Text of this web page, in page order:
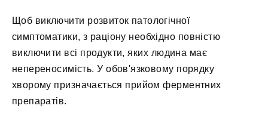
Щоб виключити розвиток патологічної
симптоматики, з раціону необхідно повністю
виключити всі продукти, яких людина має
непереносимість. У обов'язковому порядку
хворому призначається прийом ферментних
препаратів.